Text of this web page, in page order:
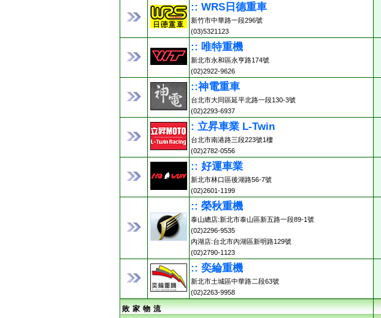
:: WRS日德重車
新竹市中華路一段296號
(03)5321123
:: 唯特重機
新北市永和區永亨路174號
(02)2922-9626
::神電重車
台北市大同區延平北路一段130-3號
(02)2293-6937
: 立昇車業 L-Twin
台北市南港路三段223號1樓
(02)2782-0556
:: 好運車業
新北市林口區後湖路56-7號
(02)2601-1199
:: 榮秋重機
泰山總店:新北市泰山區新五路一段89-1號
(02)2296-9535
內湖店:台北市內湖區新明路129號
(02)2790-1123
:: 奕綸重機
新北市土城區中華路二段63號
(02)2263-9958
敗 家 物 流